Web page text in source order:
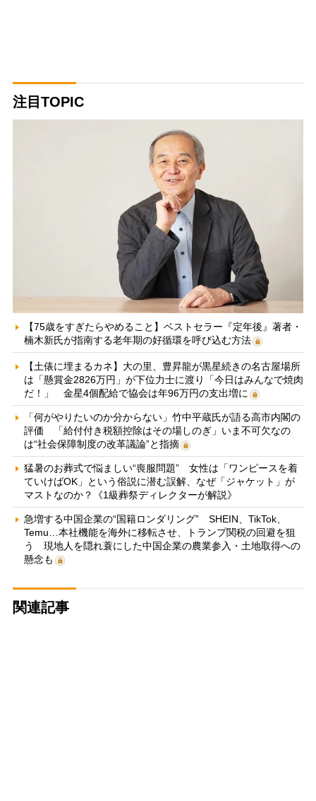
注目TOPIC
【75歳をすぎたらやめること】ベストセラー『定年後』著者・
楠木新氏が指南する老年期の好循環を呼び込む方法
【土俵に埋まるカネ】大の里、豊昇龍が黒星続きの名古屋場所
は「懸賞金2826万円」が下位力士に渡り「今日はみんなで焼肉
だ！」 金星4個配給で協会は年96万円の支出増に
「何がやりたいのか分からない」竹中平蔵氏が語る高市内閣の
評価 「給付付き税額控除はその場しのぎ」いま不可欠なの
は“社会保障制度の改革議論”と指摘
猛暑のお葬式で悩ましい“喪服問題” 女性は「ワンピースを着
ていけばOK」という俗説に潜む誤解、なぜ「ジャケット」が
マストなのか？《1級葬祭ディレクターが解説》
急増する中国企業の“国籍ロンダリング” SHEIN、TikTok、
Temu…本社機能を海外に移転させ、トランプ関税の回避を狙
う 現地人を隠れ蓑にした中国企業の農業参入・土地取得への
懸念も
関連記事